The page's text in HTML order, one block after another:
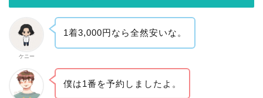
ケニー
1着3,000円なら全然安いな。
僕は1番を予約しましたよ。